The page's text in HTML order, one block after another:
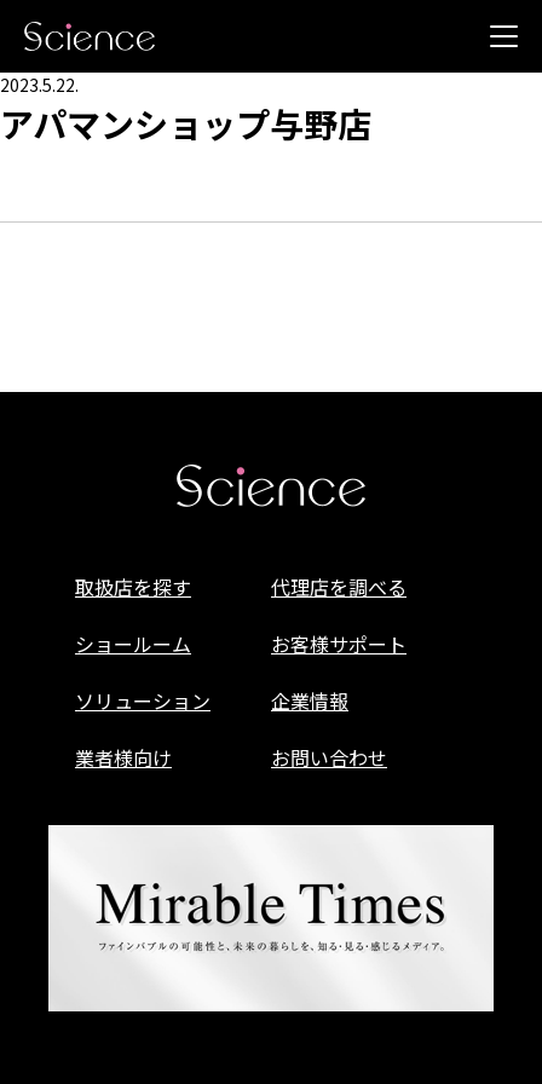
2023.5.22.
アパマンショップ与野店
取扱店を探す
代理店を調べる
ショールーム
お客様サポート
ソリューション
企業情報
業者様向け
お問い合わせ